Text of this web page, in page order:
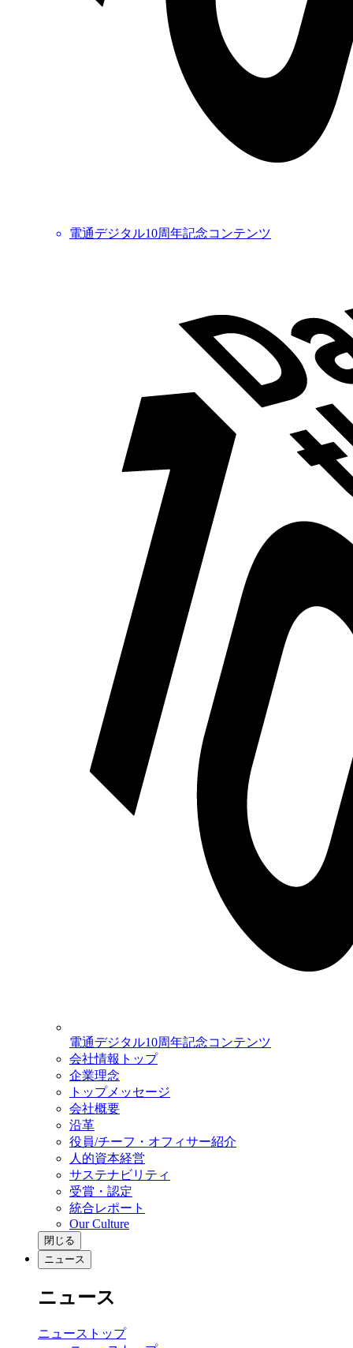
電通デジタル10周年記念コンテンツ
電通デジタル10周年記念コンテンツ
会社情報トップ
企業理念
トップメッセージ
会社概要
沿革
役員/チーフ・オフィサー紹介
人的資本経営
サステナビリティ
受賞・認定
統合レポート
Our Culture
閉じる
ニュース
ニュース
ニューストップ